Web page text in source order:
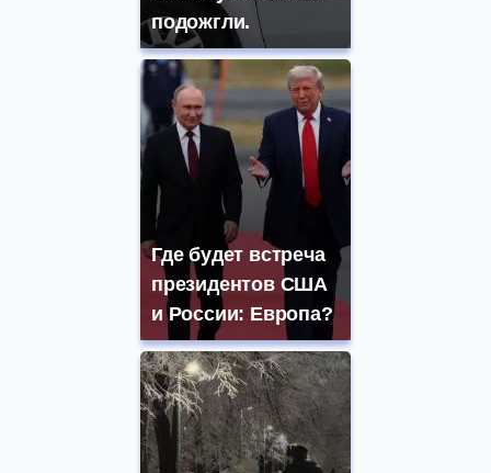
подожгли.
Где будет встреча
президентов США
и России: Европа?